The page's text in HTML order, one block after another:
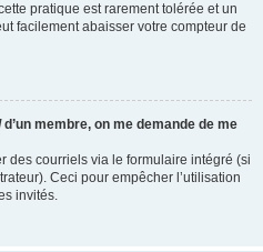
pratique est rarement tolérée et un
facilement abaisser votre compteur de
d’un membre, on me demande de me
des courriels via le formulaire intégré (si
Ceci pour empêcher l’utilisation
invités.